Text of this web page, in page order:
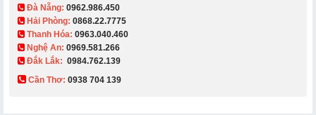
Đà Nẵng: 0962.986.450
Hải Phòng: 0868.22.7775
Thanh Hóa: 0963.040.460
Nghệ An: 0969.581.266
Đắk Lắk: 0984.762.139
Cần Thơ: 0938 704 139​